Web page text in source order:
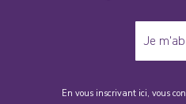
Je
En vous inscrivant ici, vous